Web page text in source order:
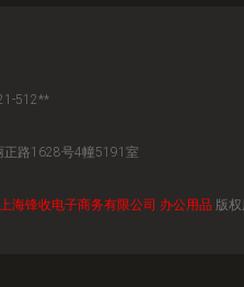
512**
正路1628号4幢5191室
上海锋收电子商务有限公司 办公用品 版